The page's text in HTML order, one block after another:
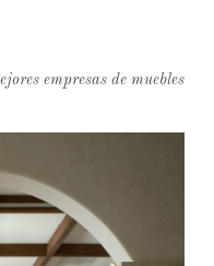
empresas de muebles